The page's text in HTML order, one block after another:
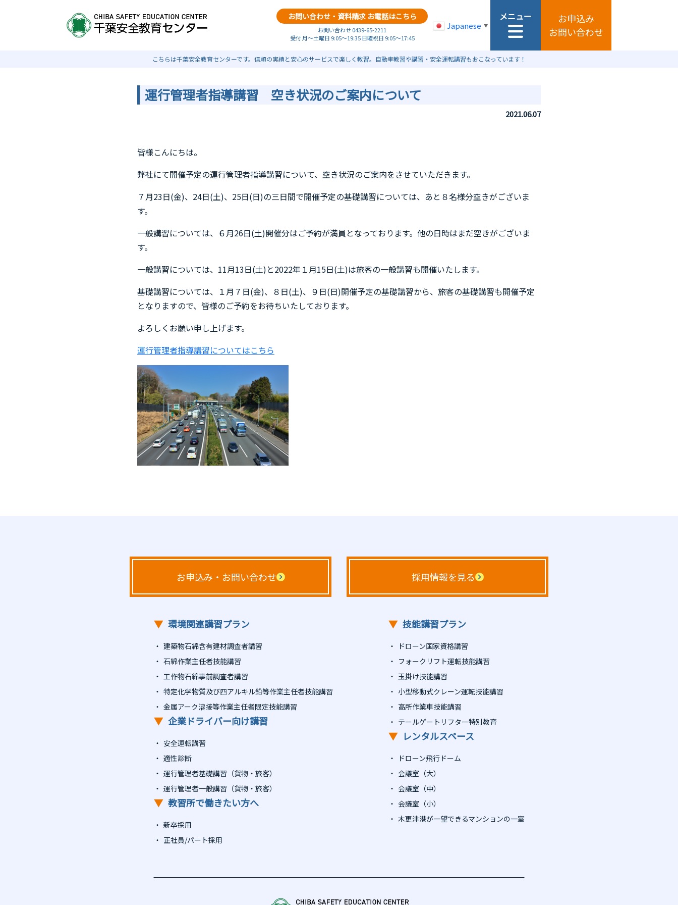
お問い合わせ・資料請求 お電話はこちら
お問い合わせ 0439-65-2211
受付 月～土曜日 9:05～19:35 日曜祝日 9:05～17:45
Japanese ▼
メニュー
お申込み
お問い合わせ
こちらは千葉安全教育センターです。信頼の実績と安心のサービスで楽しく教習。自動車教習や講習・安全運転講習もおこなっています！
運行管理者指導講習 空き状況のご案内について
2021.06.07
皆様こんにちは。
弊社にて開催予定の運行管理者指導講習について、空き状況のご案内をさせていただきます。
７月23日(金)、24日(土)、25日(日)の三日間で開催予定の基礎講習については、あと８名様分空きがございま
す。
一般講習については、６月26日(土)開催分はご予約が満員となっております。他の日時はまだ空きがございま
す。
一般講習については、11月13日(土)と2022年１月15日(土)は旅客の一般講習も開催いたします。
基礎講習については、１月７日(金)、８日(土)、９日(日)開催予定の基礎講習から、旅客の基礎講習も開催予定
となりますので、皆様のご予約をお待ちいたしております。
よろしくお願い申し上げます。
運行管理者指導講習についてはこちら
お申込み・お問い合わせ 採用情報を見る
▼ 環境関連講習プラン
建築物石綿含有建材調査者講習
石綿作業主任者技能講習
工作物石綿事前調査者講習
特定化学物質及び四アルキル鉛等作業主任者技能講習
金属アーク溶接等作業主任者限定技能講習
▼ 企業ドライバー向け講習
安全運転講習
適性診断
運行管理者基礎講習（貨物・旅客）
運行管理者一般講習（貨物・旅客）
▼ 教習所で働きたい方へ
新卒採用
正社員/パート採用
▼ 技能講習プラン
ドローン国家資格講習
フォークリフト運転技能講習
玉掛け技能講習
小型移動式クレーン運転技能講習
高所作業車技能講習
テールゲートリフター特別教育
▼ レンタルスペース
ドローン飛行ドーム
会議室（大）
会議室（中）
会議室（小）
木更津港が一望できるマンションの一室